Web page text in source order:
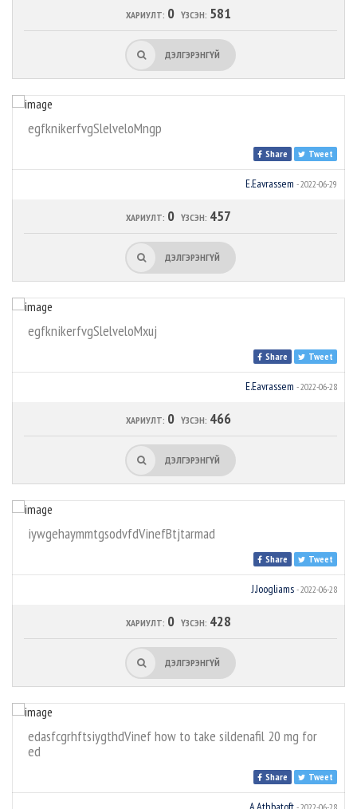
ХАРИУЛТ: 0 ҮЗСЭН: 581
ДЭЛГЭРЭНГҮЙ
egfknikerfvgSlelveloMngp
Share Tweet
E.Eavrassem - 2022-06-29
ХАРИУЛТ: 0 ҮЗСЭН: 457
ДЭЛГЭРЭНГҮЙ
egfknikerfvgSlelveloMxuj
Share Tweet
E.Eavrassem - 2022-06-28
ХАРИУЛТ: 0 ҮЗСЭН: 466
ДЭЛГЭРЭНГҮЙ
iywgehaymmtgsodvfdVinefBtjtarmad
Share Tweet
J.Joogliams - 2022-06-28
ХАРИУЛТ: 0 ҮЗСЭН: 428
ДЭЛГЭРЭНГҮЙ
edasfcgrhftsiygthdVinef how to take sildenafil 20 mg for
ed
Share Tweet